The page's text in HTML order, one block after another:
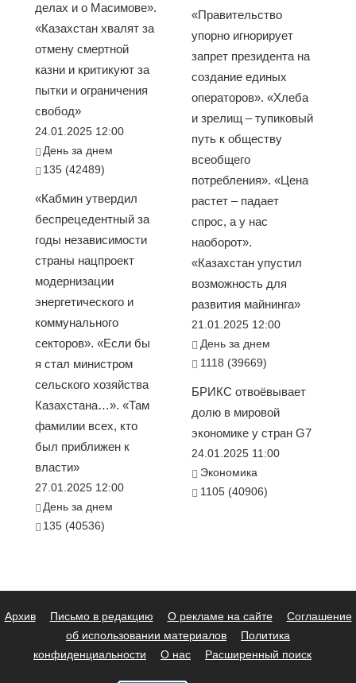
делах и о Масимове».
«Казахстан хвалят за
отмену смертной
казни и критикуют за
пытки и ограничения
свобод»
24.01.2025 12:00
День за днем
135 (42489)
«Кабмин утвердил
беспрецедентный за
годы независимости
страны нацпроект
модернизации
энергетического и
коммунального
секторов». «Если бы
я стал министром
сельского хозяйства
Казахстана…». «Там
фамилии всех, кто
был приближен к
власти»
27.01.2025 12:00
День за днем
135 (40536)
«Правительство
упорно игнорирует
запрет президента на
создание единых
операторов». «Хлеба
и зрелищ – тупиковый
путь к обществу
всеобщего
потребления». «Цена
растет – падает
спрос, а у нас
наоборот».
«Казахстан упустил
возможность для
развития майнинга»
21.01.2025 12:00
День за днем
1118 (39669)
БРИКС отвоёвывает
долю в мировой
экономике у стран G7
24.01.2025 11:00
Экономика
1105 (40906)
Архив Письмо в редакцию О рекламе на сайте
Соглашение
об использовании материалов
Политика
конфиденциальности
О нас Расширенный поиск